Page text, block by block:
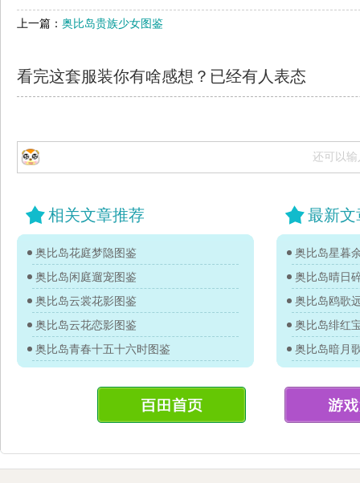
上一篇： 奥比岛贵族少女图鉴
看完这套服装你有啥感想？已经有人表态
还可以输
相关文章推荐
奥比岛花庭梦隐图鉴
奥比岛闲庭遛宠图鉴
奥比岛云裳花影图鉴
奥比岛云花恋影图鉴
奥比岛青春十五十六时图鉴
最新文
奥比岛星暮
奥比岛晴日
奥比岛鸥歌
奥比岛绯红
奥比岛暗月